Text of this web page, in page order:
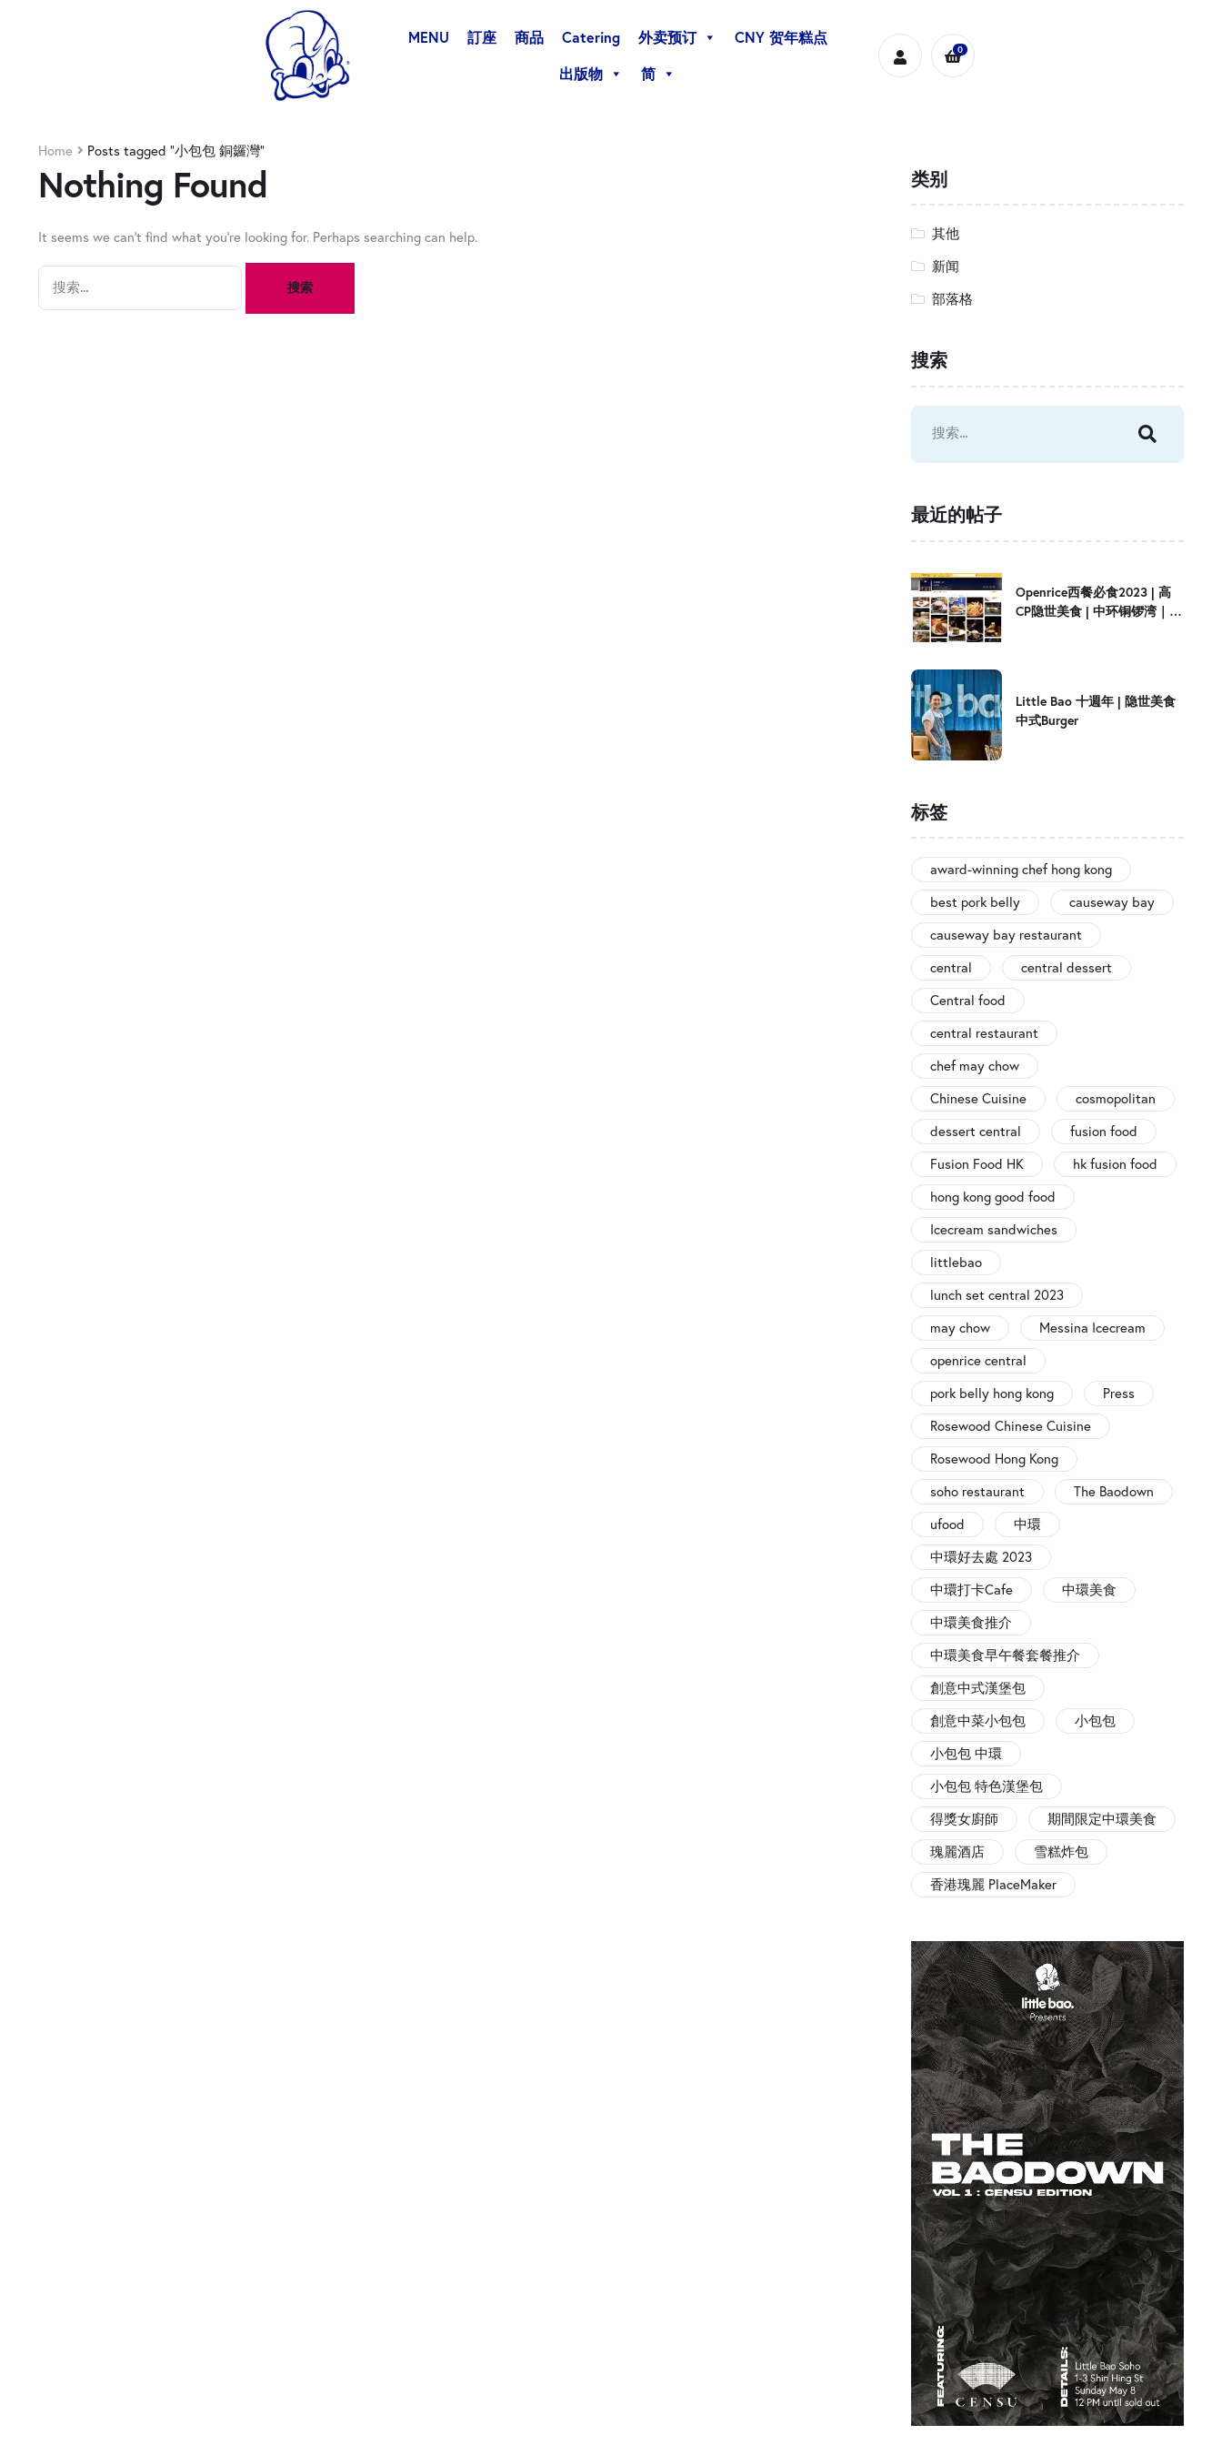
MENU 訂座 商品 Catering 外卖预订
CNY 贺年糕点
出版物
简
0
Home Posts tagged “小包包 銅鑼灣”
Nothing Found
It seems we can’t find what you’re looking for. Perhaps searching can help.
类别
其他
新闻
部落格
搜索
最近的帖子
Openrice西餐必食2023 | 高
CP隐世美食 | 中环铜锣湾｜
Little Bao 十週年 | 隐世美食
中式Burger
标签
award-winning chef hong kong
best pork belly
causeway bay
causeway bay restaurant
central
central dessert
Central food
central restaurant
chef may chow
Chinese Cuisine
cosmopolitan
dessert central
fusion food
Fusion Food HK
hk fusion food
hong kong good food
Icecream sandwiches
littlebao
lunch set central 2023
may chow
Messina Icecream
openrice central
pork belly hong kong
Press
Rosewood Chinese Cuisine
Rosewood Hong Kong
soho restaurant
The Baodown
ufood
中環
中環好去處 2023
中環打卡Cafe
中環美食
中環美食推介
中環美食早午餐套餐推介
創意中式漢堡包
創意中菜小包包
小包包
小包包 中環
小包包 特色漢堡包
得獎女廚師
期間限定中環美食
瑰麗酒店
雪糕炸包
香港瑰麗 PlaceMaker